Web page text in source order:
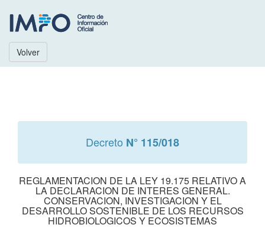
Volver
Decreto N° 115/018
REGLAMENTACION DE LA LEY 19.175 RELATIVO A
LA DECLARACION DE INTERES GENERAL.
CONSERVACION, INVESTIGACION Y EL
DESARROLLO SOSTENIBLE DE LOS RECURSOS
HIDROBIOLOGICOS Y ECOSISTEMAS